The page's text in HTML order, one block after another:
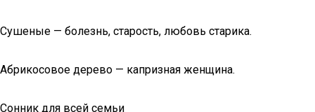
Сушеные — болезнь, старость, любовь старика.
Абрикосовое дерево — капризная женщина.
Сонник для всей семьи